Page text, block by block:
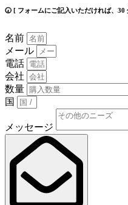
🕢 [ フォームにご記入いただければ、
名前
メール
電話
会社
数量
国
メッセージ